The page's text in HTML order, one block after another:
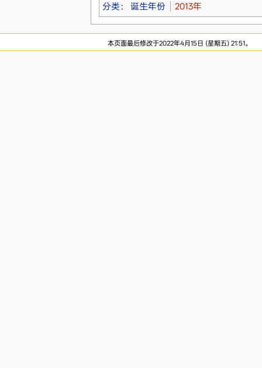
分类 ： 诞生年份 2013年
本页面最后修改于2022年4月15日 (星期五) 21:51。